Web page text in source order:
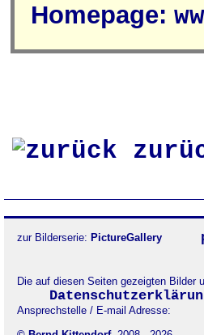
Homepage:
zur Bilderserie: PictureGallery
Die auf diesen Seiten gezeigten
Ansprechstelle / E-mail Adresse: